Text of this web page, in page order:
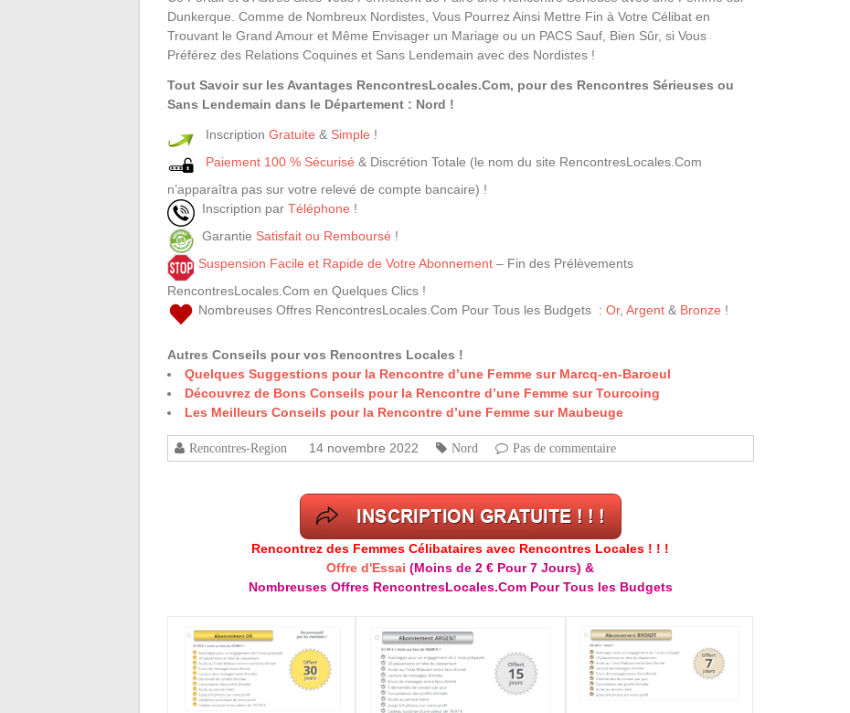
Dunkerque. Comme de Nombreux Nordistes, Vous Pourrez Ainsi Mettre Fin à Votre Célibat en
Trouvant le Grand Amour et Même Envisager un Mariage ou un PACS Sauf, Bien Sûr, si Vous
Préférez des Relations Coquines et Sans Lendemain avec des Nordistes !
Tout Savoir sur les Avantages RencontresLocales.Com, pour des Rencontres Sérieuses ou
Sans Lendemain dans le Département : Nord !
Inscription Gratuite & Simple !
Paiement 100 % Sécurisé & Discrétion Totale (le nom du site RencontresLocales.Com
n’apparaîtra pas sur votre relevé de compte bancaire) !
Inscription par Téléphone !
Garantie Satisfait ou Remboursé !
Suspension Facile et Rapide de Votre Abonnement – Fin des Prélèvements
RencontresLocales.Com en Quelques Clics !
Nombreuses Offres RencontresLocales.Com Pour Tous les Budgets : Or, Argent & Bronze !
Autres Conseils pour vos Rencontres Locales !
Quelques Suggestions pour la Rencontre d’une Femme sur Marcq-en-Baroeul
Découvrez de Bons Conseils pour la Rencontre d’une Femme sur Tourcoing
Les Meilleurs Conseils pour la Rencontre d’une Femme sur Maubeuge
Rencontres-Region 14 novembre 2022 Nord Pas de commentaire
Rencontrez des Femmes Célibataires avec Rencontres Locales ! ! !
Offre d'Essai (Moins de 2 € Pour 7 Jours) &
Nombreuses Offres RencontresLocales.Com Pour Tous les Budgets